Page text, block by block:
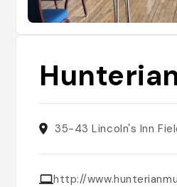
35-43 Lincoln's Inn
http://